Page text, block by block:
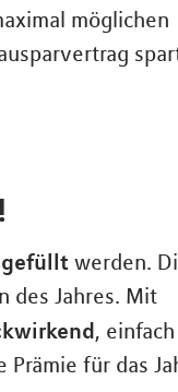
möglichen
werden.
des Jahres. Mit
,
für das